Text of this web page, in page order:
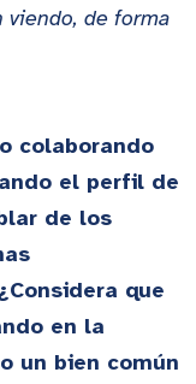
de forma
colaborando
el perfil de
de los
que
en la
un bien común